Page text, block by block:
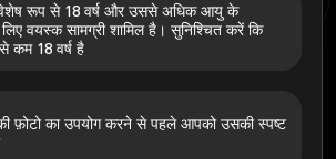
रूप से 18 वर्ष और उससे अधिक आयु के
वयस्क सामग्री शामिल है। सुनिश्चित करें कि
18 वर्ष है
की फ़ोटो का उपयोग करने से पहले आपको उसकी स्पष्ट
एआई वीडियो जेनरेटर सीडांस एआई वीडियो जेनरेटर